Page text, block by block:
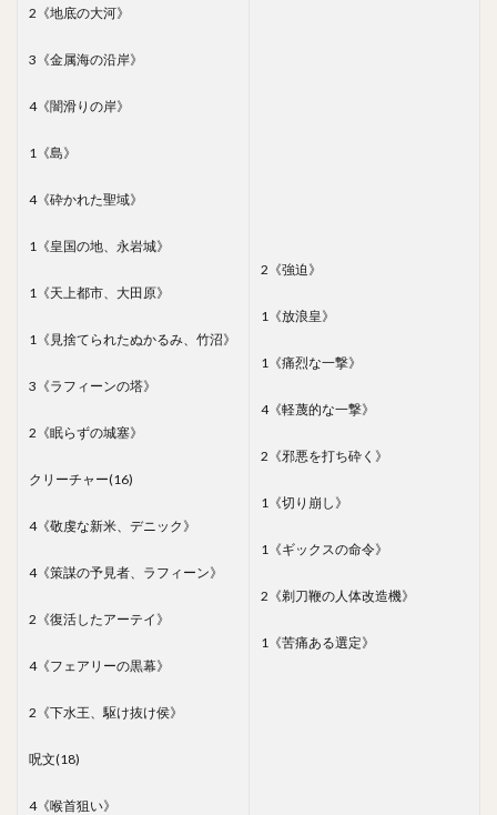
2《地底の大河》
3《金属海の沿岸》
4《闇滑りの岸》
1《島》
4《砕かれた聖域》
1《皇国の地、永岩城》
1《天上都市、大田原》
1《見捨てられたぬかるみ、竹沼》
3《ラフィーンの塔》
2《眠らずの城塞》
クリーチャー(16)
4《敬虔な新米、デニック》
4《策謀の予見者、ラフィーン》
2《復活したアーテイ》
4《フェアリーの黒幕》
2《下水王、駆け抜け侯》
呪文(18)
4《喉首狙い》
2《強迫》
1《放浪皇》
1《痛烈な一撃》
4《軽蔑的な一撃》
2《邪悪を打ち砕く》
1《切り崩し》
1《ギックスの命令》
2《剃刀鞭の人体改造機》
1《苦痛ある選定》